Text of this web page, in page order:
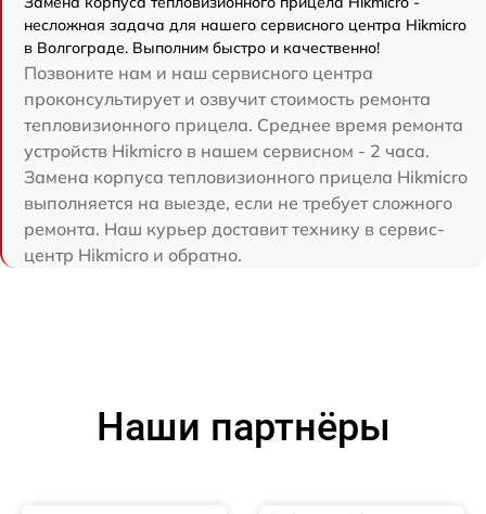
несложная задача для нашего сервисного центра Hikmicro
в Волгограде. Выполним быстро и качественно!
Позвоните нам и наш сервисного центра
проконсультирует и озвучит стоимость ремонта
тепловизионного прицела. Среднее время ремонта
устройств Hikmicro в нашем сервисном - 2 часа.
Замена корпуса тепловизионного прицела Hikmicro
выполняется на выезде, если не требует сложного
ремонта. Наш курьер доставит технику в сервис-
центр Hikmicro и обратно.
Наши партнёры